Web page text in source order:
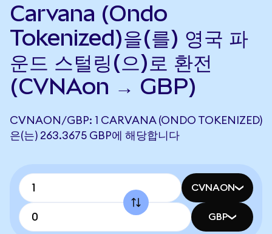
Carvana (Ondo
Tokenized)을(를) 영국 파
운드 스털링(으)로 환전
(CVNAon → GBP)
CVNAON/GBP: 1 CARVANA (ONDO TOKENIZED)
은(는) 263.3675 GBP에 해당합니다
CVNAON
GBP